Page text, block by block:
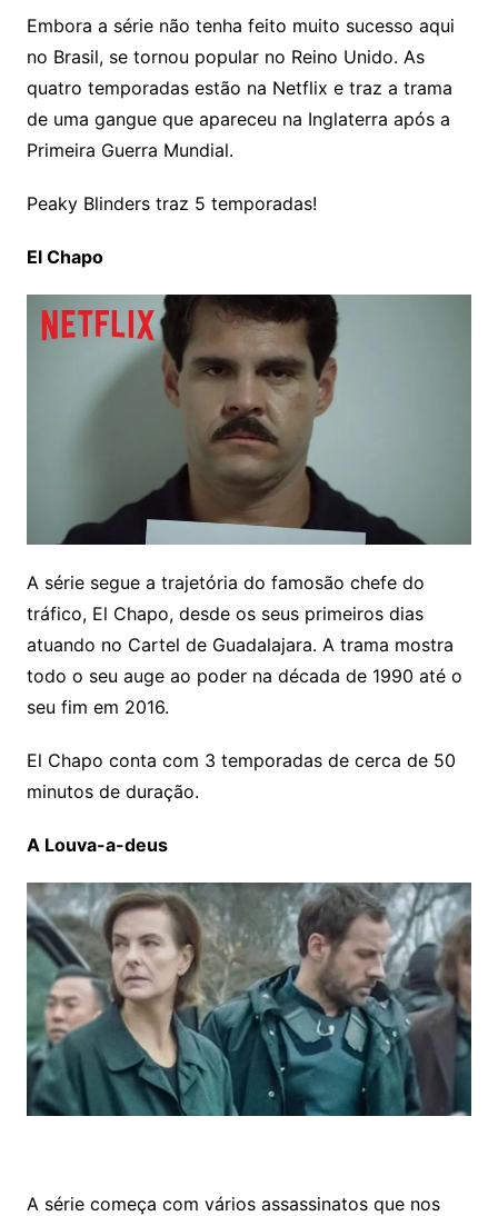
Embora a série não tenha feito muito sucesso aqui
no Brasil, se tornou popular no Reino Unido. As
quatro temporadas estão na Netflix e traz a trama
de uma gangue que apareceu na Inglaterra após a
Primeira Guerra Mundial.
Peaky Blinders traz 5 temporadas!
El Chapo
A série segue a trajetória do famosão chefe do
tráfico, El Chapo, desde os seus primeiros dias
atuando no Cartel de Guadalajara. A trama mostra
todo o seu auge ao poder na década de 1990 até o
seu fim em 2016.
El Chapo conta com 3 temporadas de cerca de 50
minutos de duração.
A Louva-a-deus
A série começa com vários assassinatos que nos